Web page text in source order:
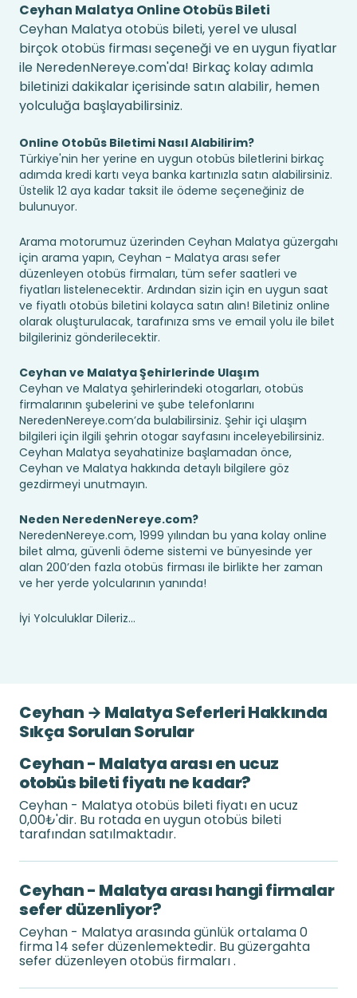
Ceyhan Malatya Online Otobüs Bileti
Ceyhan Malatya otobüs bileti, yerel ve ulusal
birçok otobüs firması seçeneği ve en uygun fiyatlar
ile NeredenNereye.com'da! Birkaç kolay adımla
biletinizi dakikalar içerisinde satın alabilir, hemen
yolculuğa başlayabilirsiniz.
Online Otobüs Biletimi Nasıl Alabilirim?
Türkiye'nin her yerine en uygun otobüs biletlerini birkaç
adımda kredi kartı veya banka kartınızla satın alabilirsiniz.
Üstelik 12 aya kadar taksit ile ödeme seçeneğiniz de
bulunuyor.
Arama motorumuz üzerinden Ceyhan Malatya güzergahı
için arama yapın, Ceyhan - Malatya arası sefer
düzenleyen otobüs firmaları, tüm sefer saatleri ve
fiyatları listelenecektir. Ardından sizin için en uygun saat
ve fiyatlı otobüs biletini kolayca satın alın! Biletiniz online
olarak oluşturulacak, tarafınıza sms ve email yolu ile bilet
bilgileriniz gönderilecektir.
Ceyhan ve Malatya Şehirlerinde Ulaşım
Ceyhan ve Malatya şehirlerindeki otogarları, otobüs
firmalarının şubelerini ve şube telefonlarını
NeredenNereye.com’da bulabilirsiniz. Şehir içi ulaşım
bilgileri için ilgili şehrin otogar sayfasını inceleyebilirsiniz.
Ceyhan Malatya seyahatinize başlamadan önce,
Ceyhan ve Malatya hakkında detaylı bilgilere göz
gezdirmeyi unutmayın.
Neden NeredenNereye.com?
NeredenNereye.com, 1999 yılından bu yana kolay online
bilet alma, güvenli ödeme sistemi ve bünyesinde yer
alan 200’den fazla otobüs firması ile birlikte her zaman
ve her yerde yolcularının yanında!
İyi Yolculuklar Dileriz...
Ceyhan → Malatya Seferleri Hakkında
Sıkça Sorulan Sorular
Ceyhan - Malatya arası en ucuz
otobüs bileti fiyatı ne kadar?
Ceyhan - Malatya otobüs bileti fiyatı en ucuz
0,00₺'dir. Bu rotada en uygun otobüs bileti
tarafından satılmaktadır.
Ceyhan - Malatya arası hangi firmalar
sefer düzenliyor?
Ceyhan - Malatya arasında günlük ortalama 0
firma 14 sefer düzenlemektedir. Bu güzergahta
sefer düzenleyen otobüs firmaları .